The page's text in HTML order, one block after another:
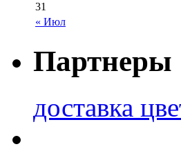
« Июл
31
Партнеры
доставка